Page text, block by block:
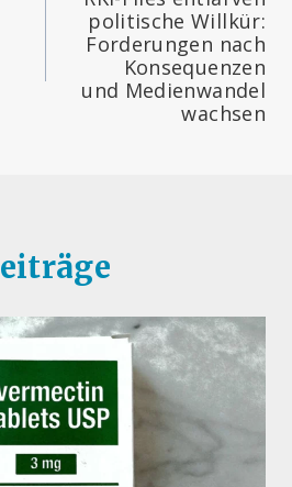
politische Willkür:
Forderungen nach
Konsequenzen
und Medienwandel
wachsen